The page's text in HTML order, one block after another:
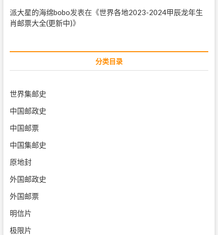
派大星的海绵bobo发表在《世界各地2023-2024甲辰龙年生
肖邮票大全(更新中)》
分类目录
世界集邮史
中国邮政史
中国邮票
中国集邮史
原地封
外国邮政史
外国邮票
明信片
极限片